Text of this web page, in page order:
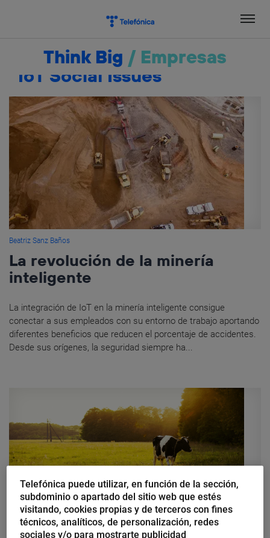
Think Big / Empresas
IoT Social Issues
Beatriz Sanz Baños
La revolución de la minería
inteligente
La integración de IoT en la minería inteligente consigue
conectar a sus empleados con su entorno de trabajo aportando
diferentes beneficios que reducen el porcentaje de accidentes.
Desde sus orígenes, la seguridad siempre ha...
Beatriz Sanz Baños
Telefónica puede utilizar, en función de la sección,
subdominio o apartado del sitio web que estés
visitando, cookies propias y de terceros con fines
técnicos, analíticos, de personalización, redes
sociales y/o para mostrarte publicidad